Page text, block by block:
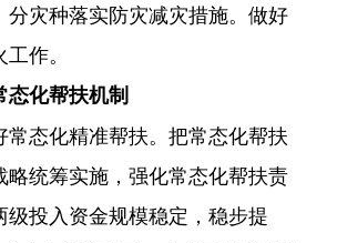
分灾种落实防灾减灾措施。做好
作。
态化帮扶机制
常态化精准帮扶。把常态化帮扶
略统筹实施，强化常态化帮扶责
级投入资金规模稳定，稳步提